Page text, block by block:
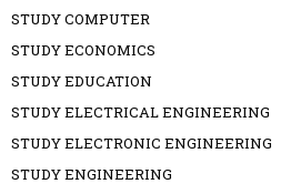
STUDY COMPUTER
STUDY ECONOMICS
STUDY EDUCATION
STUDY ELECTRICAL ENGINEERING
STUDY ELECTRONIC ENGINEERING
STUDY ENGINEERING